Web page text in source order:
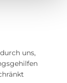
uns,